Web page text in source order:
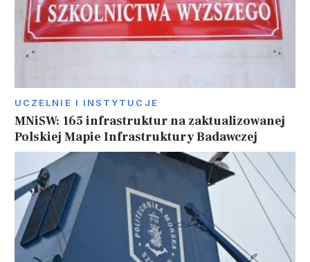
UCZELNIE I INSTYTUCJE
MNiSW: 165 infrastruktur na zaktualizowanej
Polskiej Mapie Infrastruktury Badawczej